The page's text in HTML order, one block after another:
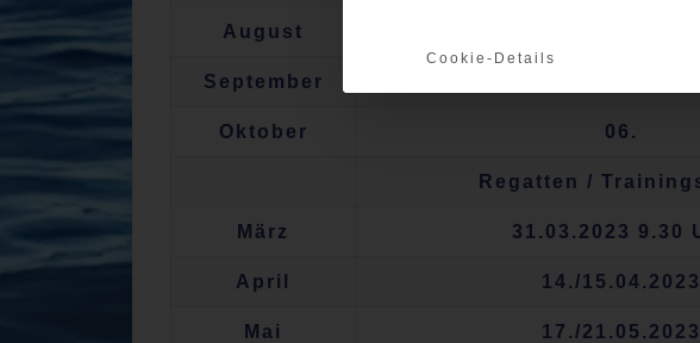
August
September
Oktober 06.
Regatten /
März 31.03.2023 9.30
April 14./15.04.2023
Mai 17./21.05.2023
Cookie-Details